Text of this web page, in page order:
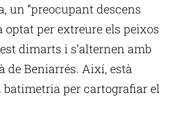
un “preocupant descens
optat per extreure els peixos
dimarts i s’alternen amb
de Beniarrés. Així, està
per cartografiar el